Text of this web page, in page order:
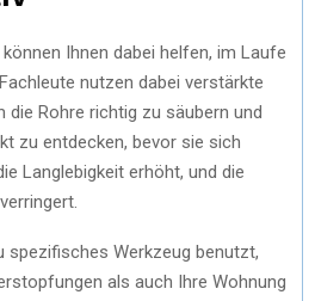
können Ihnen dabei helfen, im Laufe
nutzen dabei verstärkte
die Rohre richtig zu säubern und
zu entdecken, bevor sie sich
Langlebigkeit erhöht, und die
spezifisches Werkzeug benutzt,
als auch Ihre Wohnung